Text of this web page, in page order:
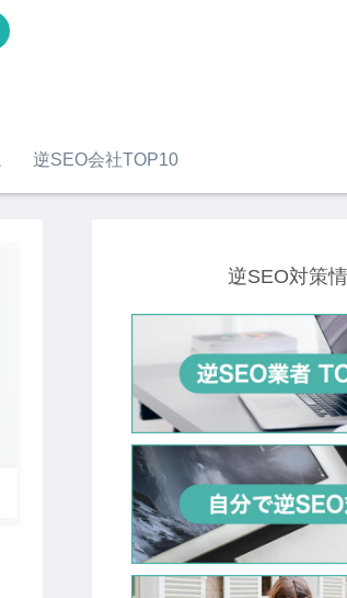
逆SEO会社TOP10
逆SEO対策